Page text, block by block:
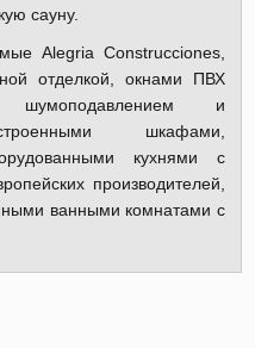
сауну.
Alegria Construcciones,
отделкой, окнами ПВХ
и
шкафами,
кухнями с
производителей,
ванными комнатами с